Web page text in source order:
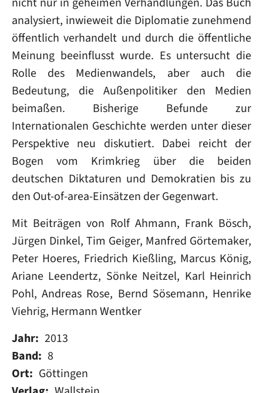
analysiert, inwieweit die Diplomatie zunehmend
öffentlich verhandelt und durch die öffentliche
Meinung beeinflusst wurde. Es untersucht die
Rolle des Medienwandels, aber auch die
Bedeutung, die Außenpolitiker den Medien
beimaßen. Bisherige Befunde zur
Internationalen Geschichte werden unter dieser
Perspektive neu diskutiert. Dabei reicht der
Bogen vom Krimkrieg über die beiden
deutschen Diktaturen und Demokratien bis zu
den Out-of-area-Einsätzen der Gegenwart.
Mit Beiträgen von Rolf Ahmann, Frank Bösch,
Jürgen Dinkel, Tim Geiger, Manfred Görtemaker,
Peter Hoeres, Friedrich Kießling, Marcus König,
Ariane Leendertz, Sönke Neitzel, Karl Heinrich
Pohl, Andreas Rose, Bernd Sösemann, Henrike
Viehrig, Hermann Wentker
Jahr 2013
Band 8
Ort
Göttingen